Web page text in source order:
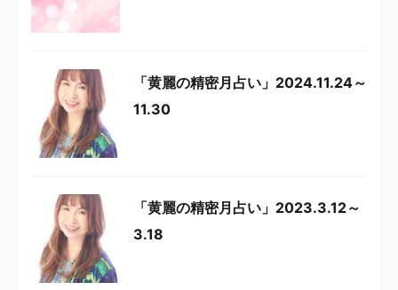
「黄麗の精密月占い」2024.11.24～
11.30
「黄麗の精密月占い」2023.3.12～
3.18